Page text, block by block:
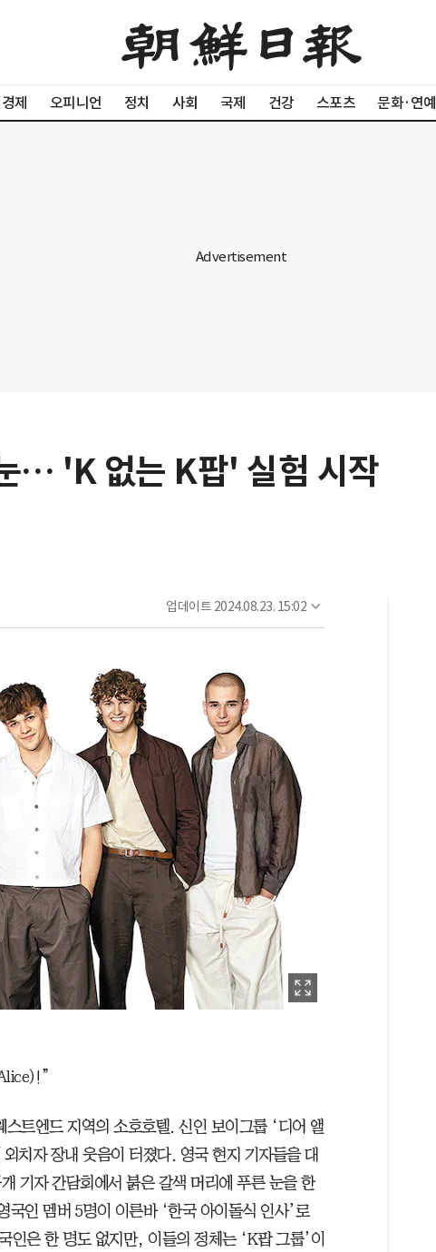
제 오피니언 정치 사회 국제 건강 스포츠 문화·연예
… 'K 없는 K팝' 실험 시작
업데이트 2024.08.23. 15:02
트엔드 지역의 소호호텔. 신인 보이그룹 ‘디어 앨
치자 장내 웃음이 터졌다. 영국 현지 기자들을 대
기자 간담회에서 붉은 갈색 머리에 푸른 눈을 한
국인 멤버 5명이 이른바 ‘한국 아이돌식 인사’로
인은 한 명도 없지만, 이들의 정체는 ‘K팝 그룹’이